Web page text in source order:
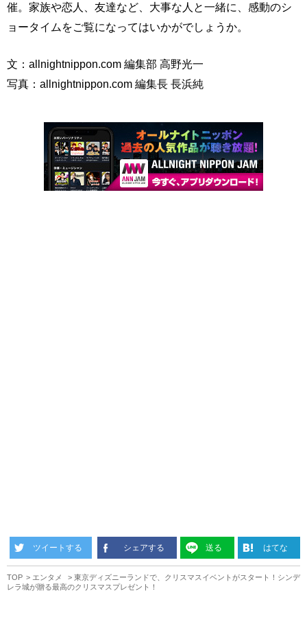
催。家族や恋人、友達など、大事な人と一緒に、感動のシ
ョータイムをご覧になってはいかがでしょうか。
文：allnightnippon.com 編集部 高野光一
写真：allnightnippon.com 編集長 長浜純
ツイートする シェアする 送る はてな
TOP エンタメ
東京ディズニーランドで、クリスマスイベントがスタート！シンデ
レラ城が贈る最高のクリスマスプレゼント！